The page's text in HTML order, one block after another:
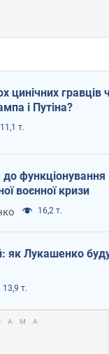
цинічних гравців
і Путіна?
11,1 т.
до функціонування
воєнної кризи
16,2 т.
як Лукашенко
13,9 т.